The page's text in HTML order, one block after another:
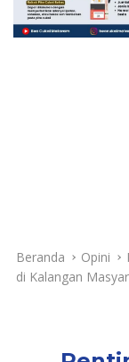
Beranda Opini
di Kalangan